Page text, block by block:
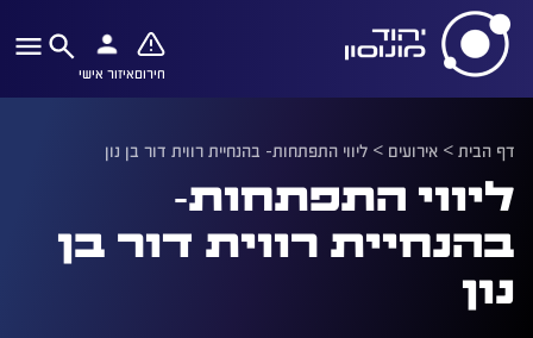
חירוםאיזור אישי
דף הבית> אירועים > ליווי התפתחות- בהנחיית רווית דור בן נון
ליווי התפתחות-
בהנחיית רווית דור בן
נון